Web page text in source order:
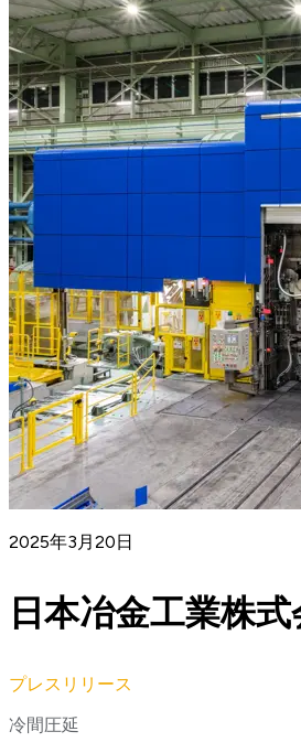
2025年3月20日
日本冶金工業株
プレスリリース
冷間圧延